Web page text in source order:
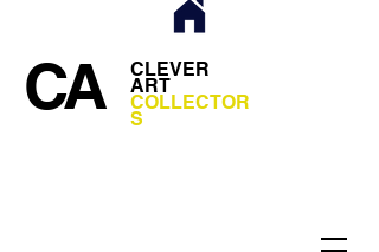
CA CLEVER
ART
COLLECTOR
S